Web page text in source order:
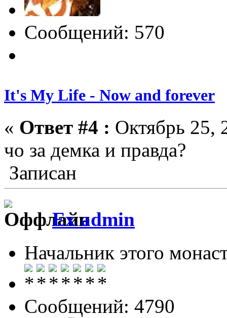
Сообщений: 570
It's My Life - Now and forever
« Ответ #4 : Октябрь 25,
чо за демка и правда?
Записан
Ex admin
Начальник этого
Сообщений: 4790